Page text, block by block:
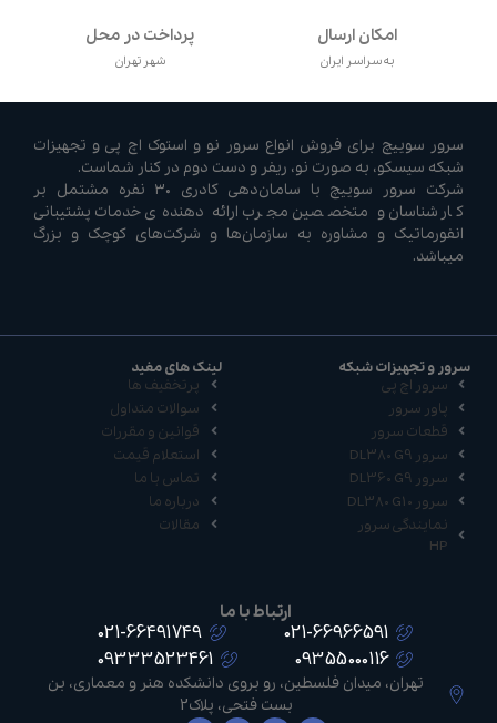
امکان ارسال
به سراسر ایران
پرداخت در محل
شهر تهران
سرور سوییچ برای فروش انواع سرور نو و استوک اچ پی و تجهیزات
شبکه سیسکو، به صورت نو، ریفر و دست دوم در کنار شماست.
شرکت سرور سوییچ با سامان‌دهی کادری ۳۰ نفره مشتمل بر
کارشناسان و متخصصین مجرب ارائه دهنده‌ی خدمات پشتیبانی
انفورماتیک و مشاوره به سازمان‌ها و شرکت‌های کوچک و بزرگ
میباشد.
سرور و تجهیزات شبکه
سرور اچ پی
پاور سرور
قطعات سرور
سرور DL380 G9
سرور DL360 G9
سرور DL380 G10
نمایندگی سرور
HP
لینک های مفید
پرتخفیف ها
سوالات متداول
قوانین و مقررات
استعلام قیمت
تماس با ما
درباره ما
مقالات
ارتباط با ما
021-66966591
021-66491749
09355000116
09333523461
تهران، میدان فلسطین، رو بروی دانشکده هنر و معماری، بن
بست فتحی، پلاک2